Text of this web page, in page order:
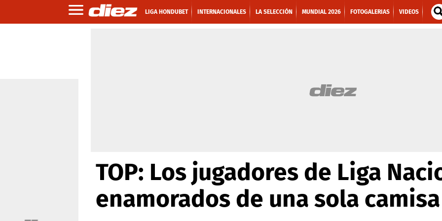
LIGA HONDUBET INTERNACIONALES LA SELECCIÓN MUNDIAL 2026 FOTOGALERIAS VIDEOS
TOP: Los jugadores de Liga
enamorados de una sola camisa